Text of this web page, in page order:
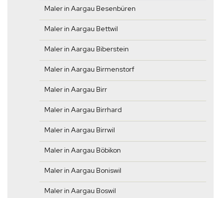
Maler in Aargau Besenbüren
Maler in Aargau Bettwil
Maler in Aargau Biberstein
Maler in Aargau Birmenstorf
Maler in Aargau Birr
Maler in Aargau Birrhard
Maler in Aargau Birrwil
Maler in Aargau Böbikon
Maler in Aargau Boniswil
Maler in Aargau Boswil